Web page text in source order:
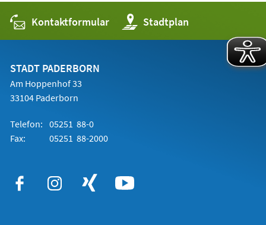
Kontaktformular Stadtplan
(Öffnet
in
einem
STADT PADERBORN
Am Hoppenhof 33
33104 Paderborn
Telefon: 05251 88-0
Fax:
05251 88-2000